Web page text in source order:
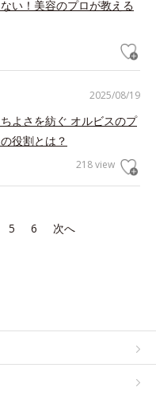
い！美容のプロが教える
2025/08/19
よさを紡ぐ オルビスのプ
役割とは？
218 view
5 6 次へ